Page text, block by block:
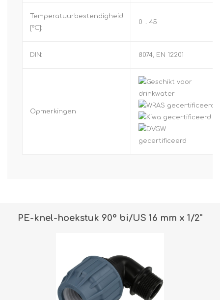
Temperatuurbestendigheid
[°C]:
0 .. 45
DIN: 8074, EN 12201
Opmerkingen
PE-knel-hoekstuk 90° bi/US 16 mm x 1/2"